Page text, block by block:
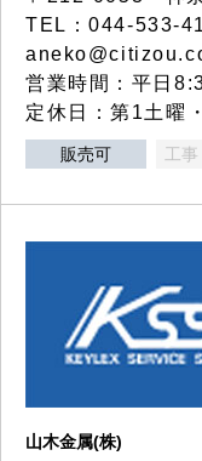
TEL：044-533-
営業時間：平日
定休日：第1土曜
販売可 工
山木金属(株)